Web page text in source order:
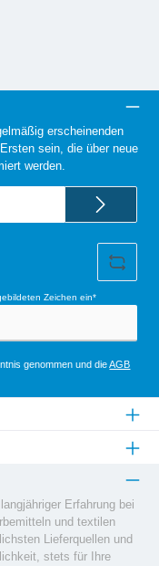
erscheinenden
sein, die über neue
werden.
Zeichen ein*
genommen und dieAGB
Erfahrung bei
und textilen
Lieferquellen und
stets für Ihre